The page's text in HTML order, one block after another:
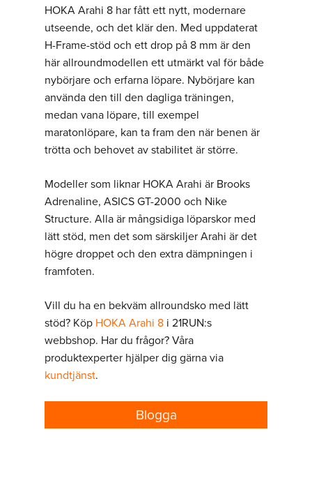
HOKA Arahi 8 har fått ett nytt, modernare
utseende, och det klär den. Med uppdaterat
H-Frame-stöd och ett drop på 8 mm är den
här allroundmodellen ett utmärkt val för både
nybörjare och erfarna löpare. Nybörjare kan
använda den till den dagliga träningen,
medan vana löpare, till exempel
maratonlöpare, kan ta fram den när benen är
trötta och behovet av stabilitet är större.
Modeller som liknar HOKA Arahi är Brooks
Adrenaline, ASICS GT-2000 och Nike
Structure. Alla är mångsidiga löparskor med
lätt stöd, men det som särskiljer Arahi är det
högre droppet och den extra dämpningen i
framfoten.
Vill du ha en bekväm allroundsko med lätt
stöd? Köp HOKA Arahi 8 i 21RUN:s
webbshop. Har du frågor? Våra
produktexperter hjälper dig gärna via
kundtjänst.
Blogga